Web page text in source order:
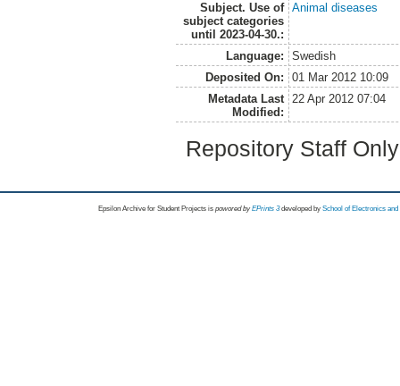
Subject. Use of
subject categories
until 2023-04-30.:
Animal diseases
Language:
Swedish
Deposited On:
01 Mar 2012 10:09
Metadata Last
Modified:
22 Apr 2012 07:04
Repository Staff
Epsilon Archive for Student Projects is powored byEPrints 3 developed by School of Electronics